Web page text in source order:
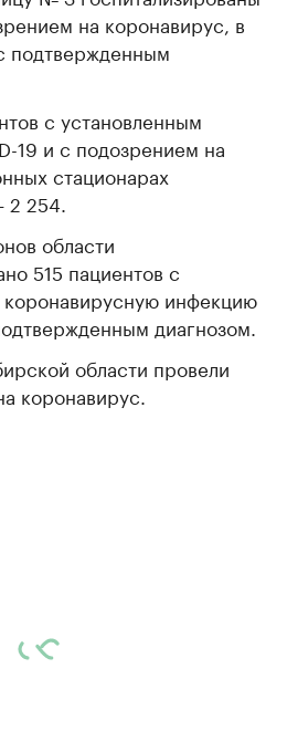
на коронавирус, в
подтвержденным
с установленным
19 и с подозрением на
стационарах
2 254.
области
515 пациентов с
инфекцию
диагнозом.
области провели
коронавирус.